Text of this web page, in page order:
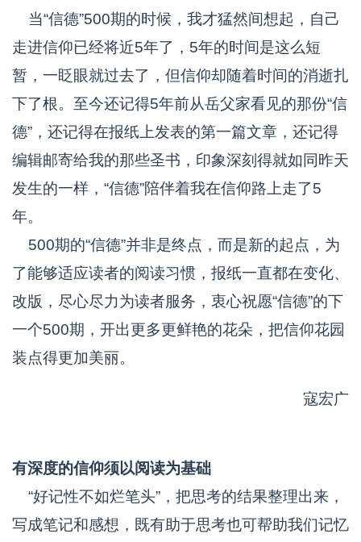
当“信德”500期的时候，我才猛然间想起，自己
走进信仰已经将近5年了，5年的时间是这么短
暂，一眨眼就过去了，但信仰却随着时间的消逝扎
下了根。至今还记得5年前从岳父家看见的那份“信
德”，还记得在报纸上发表的第一篇文章，还记得
编辑邮寄给我的那些圣书，印象深刻得就如同昨天
发生的一样，“信德”陪伴着我在信仰路上走了5
年。
500期的“信德”并非是终点，而是新的起点，为
了能够适应读者的阅读习惯，报纸一直都在变化、
改版，尽心尽力为读者服务，衷心祝愿“信德”的下
一个500期，开出更多更鲜艳的花朵，把信仰花园
装点得更加美丽。
寇宏广
有深度的信仰须以阅读为基础
“好记性不如烂笔头”，把思考的结果整理出来，
写成笔记和感想，既有助于思考也可帮助我们记忆